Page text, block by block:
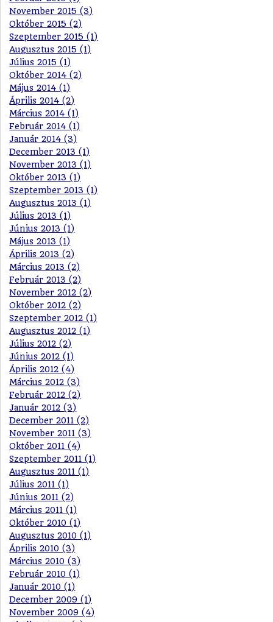
November 2015 (3)
Október 2015 (2)
Szeptember 2015 (1)
Augusztus 2015 (1)
Július 2015 (1)
Október 2014 (2)
Május 2014 (1)
Április 2014 (2)
Március 2014 (1)
Február 2014 (1)
Január 2014 (3)
December 2013 (1)
November 2013 (1)
Október 2013 (1)
Szeptember 2013 (1)
Augusztus 2013 (1)
Július 2013 (1)
Június 2013 (1)
Május 2013 (1)
Április 2013 (2)
Március 2013 (2)
Február 2013 (2)
November 2012 (2)
Október 2012 (2)
Szeptember 2012 (1)
Augusztus 2012 (1)
Július 2012 (2)
Június 2012 (1)
Április 2012 (4)
Március 2012 (3)
Február 2012 (2)
Január 2012 (3)
December 2011 (2)
November 2011 (3)
Október 2011 (4)
Szeptember 2011 (1)
Augusztus 2011 (1)
Július 2011 (1)
Június 2011 (2)
Március 2011 (1)
Október 2010 (1)
Augusztus 2010 (1)
Április 2010 (3)
Március 2010 (3)
Február 2010 (1)
Január 2010 (1)
December 2009 (1)
November 2009 (4)